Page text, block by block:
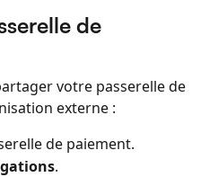
de
votre passerelle de
externe :
de paiement.
.